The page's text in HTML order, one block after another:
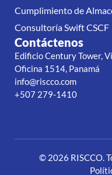
Cumplimiento de
Consultoría Swift CSCF
Contáctenos
Edificio Century Tower,
Oficina 1514, Panamá
info@riscco.com
+507 279-1410
© 2026 RISCCO.